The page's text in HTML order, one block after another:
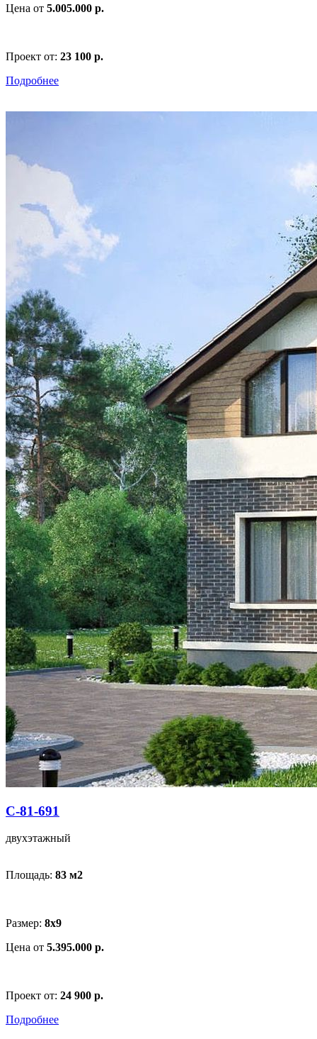
Цена от 5.005.000 р.
Проект от: 23 100 р.
Подробнее
С-81-691
двухэтажный
Площадь: 83 м2
Размер: 8x9
Цена от 5.395.000 р.
Проект от: 24 900 р.
Подробнее